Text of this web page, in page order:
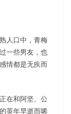
人口中，青梅
一些男友，也
情都是无疾而
在和阿坚、公
英年早逝而唏